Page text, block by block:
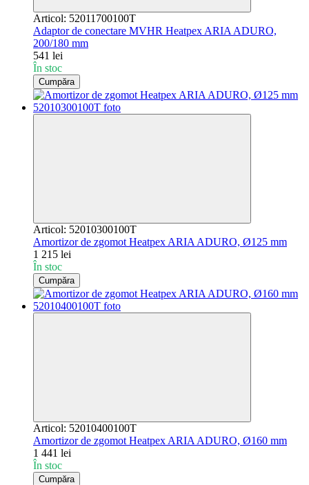
Articol: 52011700100T
Adaptor de conectare MVHR Heatpex ARIA ADURO,
200/180 mm
541 lei
În stoc
Cumpăra
Articol: 52010300100T
Amortizor de zgomot Heatpex ARIA ADURO, Ø125 mm
1 215 lei
În stoc
Cumpăra
Articol: 52010400100T
Amortizor de zgomot Heatpex ARIA ADURO, Ø160 mm
1 441 lei
În stoc
Cumpăra